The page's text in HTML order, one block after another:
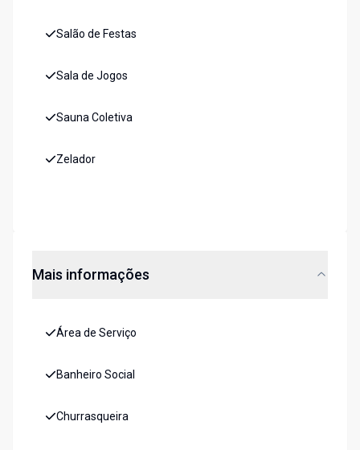
Salão de Festas
Sala de Jogos
Sauna Coletiva
Zelador
Mais informações
Área de Serviço
Banheiro Social
Churrasqueira